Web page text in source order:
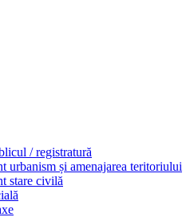
/ registratură
urbanism și amenajarea teritoriului
stare civilă